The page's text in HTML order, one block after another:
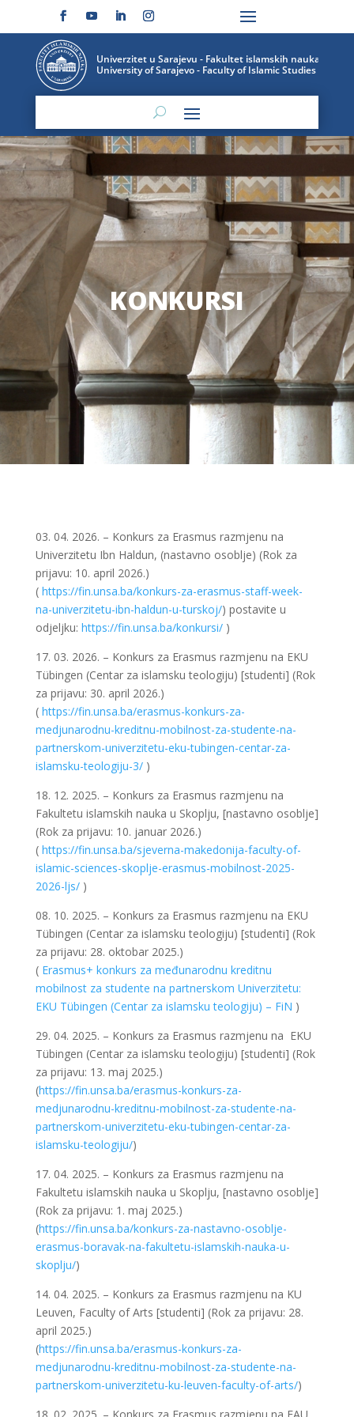
konkursi
03. 04. 2026. – Konkurs za Erasmus razmjenu na
Univerzitetu Ibn Haldun, (nastavno osoblje) (Rok za
prijavu: 10. april 2026.)
( https://fin.unsa.ba/konkurs-za-erasmus-staff-week-
na-univerzitetu-ibn-haldun-u-turskoj/) postavite u
odjeljku: https://fin.unsa.ba/konkursi/)
17. 03. 2026. – Konkurs za Erasmus razmjenu na EKU
Tübingen (Centar za islamsku teologiju) [studenti] (Rok
za prijavu: 30. april 2026.)
( https://fin.unsa.ba/erasmus-konkurs-za-
medjunarodnu-kreditnu-mobilnost-za-studente-na-
partnerskom-univerzitetu-eku-tubingen-centar-za-
islamsku-teologiju-3/)
18. 12. 2025. – Konkurs za Erasmus razmjenu na
Fakultetu islamskih nauka u Skoplju, [nastavno osoblje]
(Rok za prijavu: 10. januar 2026.)
( https://fin.unsa.ba/sjeverna-makedonija-faculty-of-
islamic-sciences-skoplje-erasmus-mobilnost-2025-
2026-ljs/)
08. 10. 2025. – Konkurs za Erasmus razmjenu na EKU
Tübingen (Centar za islamsku teologiju) [studenti] (Rok
za prijavu: 28. oktobar 2025.)
( Erasmus+ konkurs za međunarodnu kreditnu
mobilnost za studente na partnerskom Univerzitetu:
EKU Tübingen (Centar za islamsku teologiju) – FiN )
29. 04. 2025. – Konkurs za Erasmus razmjenu na EKU
Tübingen (Centar za islamsku teologiju) [studenti] (Rok
za prijavu: 13. maj 2025.)
(https://fin.unsa.ba/erasmus-konkurs-za-
medjunarodnu-kreditnu-mobilnost-za-studente-na-
partnerskom-univerzitetu-eku-tubingen-centar-za-
islamsku-teologiju/)
17. 04. 2025. – Konkurs za Erasmus razmjenu na
Fakultetu islamskih nauka u Skoplju, [nastavno osoblje]
(Rok za prijavu: 1. maj 2025.)
(https://fin.unsa.ba/konkurs-za-nastavno-osoblje-
erasmus-boravak-na-fakultetu-islamskih-nauka-u-
skoplju/)
14. 04. 2025. – Konkurs za Erasmus razmjenu na KU
Leuven, Faculty of Arts [studenti] (Rok za prijavu: 28.
april 2025.)
(https://fin.unsa.ba/erasmus-konkurs-za-
medjunarodnu-kreditnu-mobilnost-za-studente-na-
partnerskom-univerzitetu-ku-leuven-faculty-of-arts/)